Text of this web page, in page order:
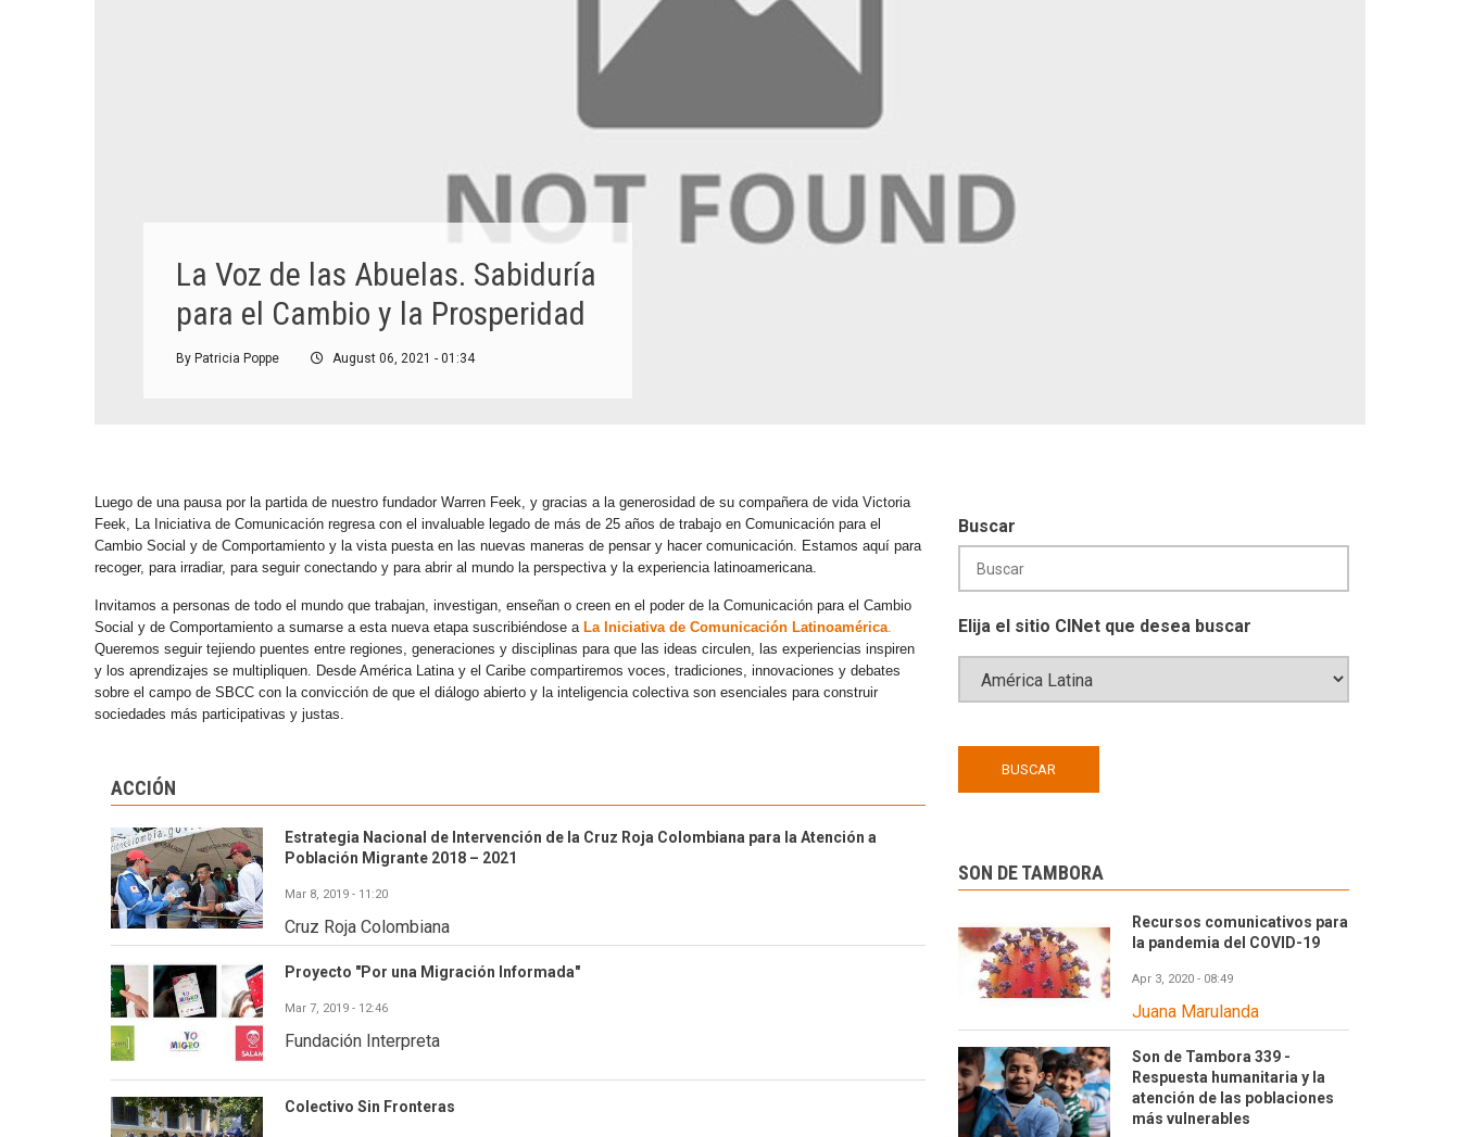
La Voz de las Abuelas. Sabiduría
para el Cambio y la Prosperidad
By Patricia Poppe August 06, 2021 - 01:34
Luego de una pausa por la partida de nuestro fundador Warren Feek, y gracias a la generosidad de su compañera de vida Victoria
Feek, La Iniciativa de Comunicación regresa con el invaluable legado de más de 25 años de trabajo en Comunicación para el
Cambio Social y de Comportamiento y la vista puesta en las nuevas maneras de pensar y hacer comunicación. Estamos aquí para
recoger, para irradiar, para seguir conectando y para abrir al mundo la perspectiva y la experiencia latinoamericana.
Invitamos a personas de todo el mundo que trabajan, investigan, enseñan o creen en el poder de la Comunicación para el Cambio
Social y de Comportamiento a sumarse a esta nueva etapa suscribiéndose a La Iniciativa de Comunicación Latinoamérica.
Queremos seguir tejiendo puentes entre regiones, generaciones y disciplinas para que las ideas circulen, las experiencias inspiren
y los aprendizajes se multipliquen. Desde América Latina y el Caribe compartiremos voces, tradiciones, innovaciones y debates
sobre el campo de SBCC con la convicción de que el diálogo abierto y la inteligencia colectiva son esenciales para construir
sociedades más participativas y justas.
ACCIÓN
Estrategia Nacional de Intervención de la Cruz Roja Colombiana para la Atención a
Población Migrante 2018 – 2021
Mar 8, 2019 - 11:20
Cruz Roja Colombiana
Proyecto "Por una Migración Informada"
Mar 7, 2019 - 12:46
Fundación Interpreta
Colectivo Sin Fronteras
Buscar
Elija el sitio CINet que desea buscar
SON DE TAMBORA
Recursos comunicativos para
la pandemia del COVID-19
Apr 3, 2020 - 08:49
Juana Marulanda
Son de Tambora 339 -
Respuesta humanitaria y la
atención de las poblaciones
más vulnerables